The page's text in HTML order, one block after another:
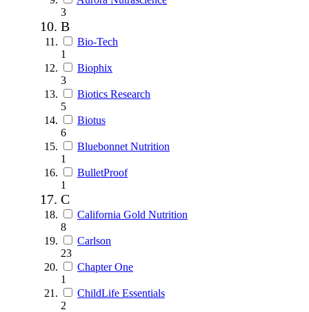
3
B
Bio-Tech
1
Biophix
3
Biotics Research
5
Biotus
6
Bluebonnet Nutrition
1
BulletProof
1
C
California Gold Nutrition
8
Carlson
23
Chapter One
1
ChildLife Essentials
2